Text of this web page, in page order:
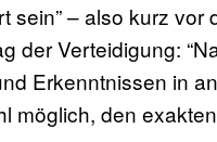
sein” – also kurz vor
der Verteidigung:
Erkenntnissen in
möglich, den